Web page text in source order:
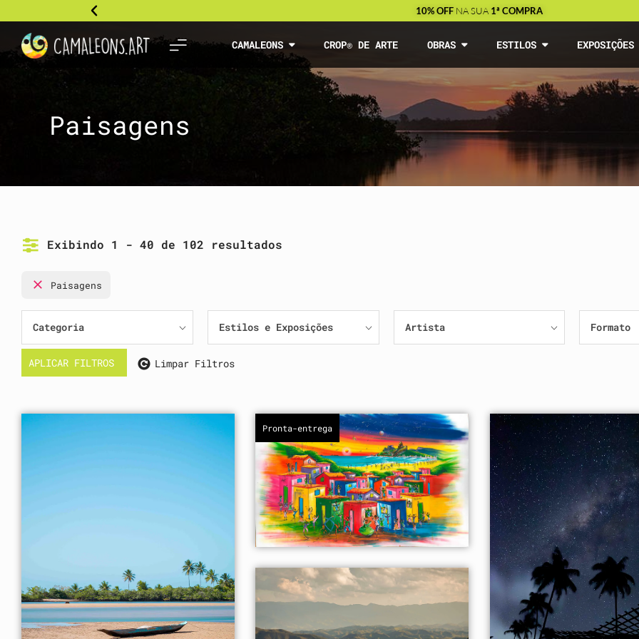
10% OFF NA SUA 1ª COMPRA
CAMALEONS CROP® DE ARTE OBRAS ESTILOS EXPOSIÇÕES
Paisagens
Exibindo 1 - 40 de 102 resultados
Paisagens
Categoria Estilos e Exposições Artista Formato
APLICAR FILTROS Limpar Filtros
Pronta-entrega